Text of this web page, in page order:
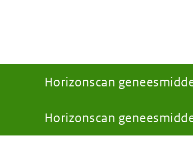
Horizonscan
You
Horizonscan